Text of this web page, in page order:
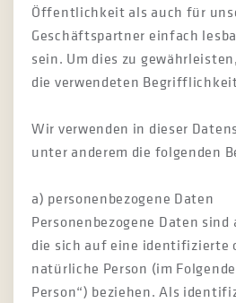
Öffentlichkeit als auch für
Geschäftspartner einfach
sein. Um dies zu
die verwendeten
Wir verwenden in dieser
unter anderem die folgenden
a) personenbezogene Daten
Personenbezogene Daten
die sich auf eine identifizierte
natürliche Person (im
Person“) beziehen. Als